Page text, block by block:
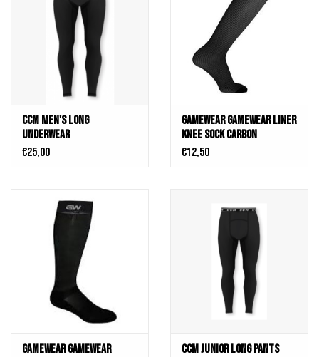
CCM Men's Long
Underwear
€25,00
Gamewear Gamewear Liner
Knee Sock Carbon
€12,50
Gamewear Gamewear
CCM Junior Long Pants